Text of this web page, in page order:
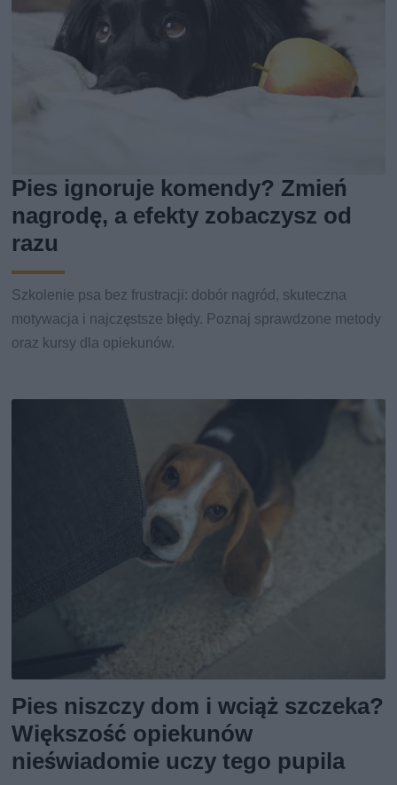
Pies ignoruje komendy? Zmień
nagrodę, a efekty zobaczysz od
razu
Szkolenie psa bez frustracji: dobór nagród, skuteczna
motywacja i najczęstsze błędy. Poznaj sprawdzone metody
oraz kursy dla opiekunów.
Pies niszczy dom i wciąż szczeka?
Większość opiekunów
nieświadomie uczy tego pupila